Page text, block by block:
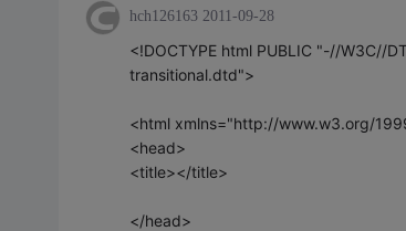
hch126163 2011-09-28
<!DOCTYPE html PUBLIC "-//W3C//
transitional.dtd">
<html xmlns="http://www.w3.org/
<head>
<title></title>
</head>